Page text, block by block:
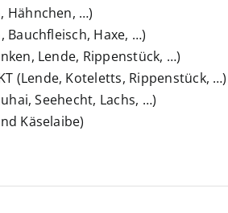
Hähnchen, …)
Bauchfleisch, Haxe, …)
Lende, Rippenstück, …)
(Lende, Koteletts, Rippenstück, …)
Seehecht, Lachs, …)
Käselaibe)